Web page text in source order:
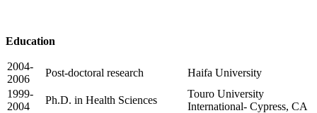
Education
2004-
2006
Post-doctoral research
Haifa University
1999-
2004
Ph.D. in Health Sciences
Touro University
International- Cypress, CA